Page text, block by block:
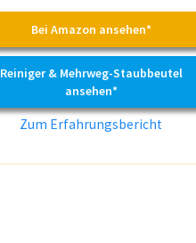
Bei Amazon ansehen*
Reiniger & Mehrweg-Staubbeutel
ansehen*
Zum Erfahrungsbericht